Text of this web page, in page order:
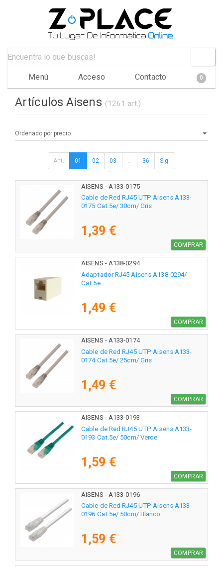
Menú Acceso Contacto 0
Artículos Aisens (1261 art.)
Ant. 01 02 03 36 Sig.
AISENS - A133-0175
Cable de Red RJ45 UTP Aisens A133-
0175 Cat.5e/ 30cm/ Gris
1,39 €
COMPRAR
AISENS - A138-0294
Adaptador RJ45 Aisens A138-0294/
Cat.5e
1,49 €
COMPRAR
AISENS - A133-0174
Cable de Red RJ45 UTP Aisens A133-
0174 Cat.5e/ 25cm/ Gris
1,49 €
COMPRAR
AISENS - A133-0193
Cable de Red RJ45 UTP Aisens A133-
0193 Cat.5e/ 50cm/ Verde
1,59 €
COMPRAR
AISENS - A133-0196
Cable de Red RJ45 UTP Aisens A133-
0196 Cat.5e/ 50cm/ Blanco
1,59 €
COMPRAR